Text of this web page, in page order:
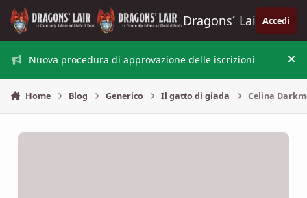
Vai al contenuto
Dragons´ Lair Accedi
Nuova procedura di approvazione delle iscrizioni
Home Blog Generico Il gatto di giada Celina